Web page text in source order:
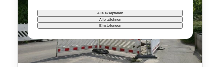
Einstellungen
Alle ablehnen
Alle akzeptieren